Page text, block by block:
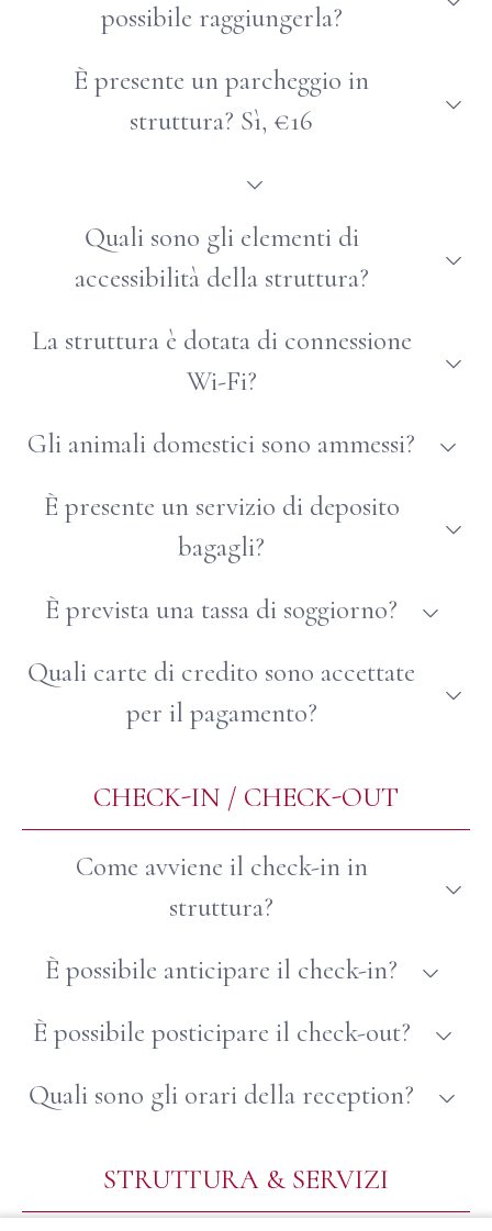
possibile raggiungerla?
Centro storico, ZTL (registrazione targa auto durante
il check-in per pass ZTL). A 1 km dalla stazione dei
treni
È presente un parcheggio in
struttura? Sì, €16
Sì, €16
Sì
Quali sono gli elementi di
accessibilità della struttura?
Accessibile per persone in sedia a rotelle
La struttura è dotata di connessione
Wi-Fi?
Sì
Gli animali domestici sono ammessi?
Sì
È presente un servizio di deposito
bagagli?
Sì
È prevista una tassa di soggiorno?
Sì, €3,50
Quali carte di credito sono accettate
per il pagamento?
CHECK-IN / CHECK-OUT
Come avviene il check-in in
struttura?
In presenza
È possibile anticipare il check-in?
Dipende dalla disponibilità
È possibile posticipare il check-out?
Dipende dalla disponibilità
Quali sono gli orari della reception?
STRUTTURA & SERVIZI